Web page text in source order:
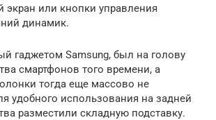
экран или кнопки управления
динамик.
гаджетом Samsung, был на голову
смартфонов того времени, а
тогда еще массово не
удобного использования на задней
разместили складную подставку.